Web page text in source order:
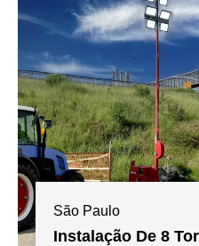
São Paulo
Instalação De 8